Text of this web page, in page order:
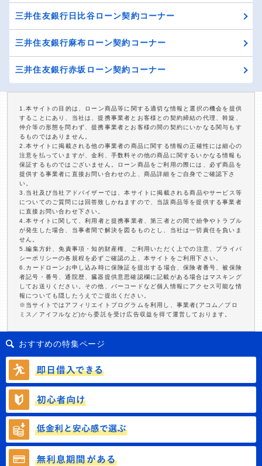
三井住友銀行日比谷ローン契約コーナー
三井住友銀行麻布ローン契約コーナー
三井住友銀行赤坂ローン契約コーナー
1.本サイトの目的は、ローン商品等に関する適切な情報と選択の機会を提供
することにあり、当社は、提携事業者とお客様との契約締結の代理、斡旋、
仲介等の形態を問わず、提携事業者とお客様の間の契約にいかなる関与もす
るものではありません。
2.本サイトに掲載される他の事業者の商品に関する情報の正確性には細心の
注意を払っていますが、金利、手数料その他の商品に関するいかなる情報も
保証するものではございません。ローン商品をご利用の際には、必ず商品を
提供する事業者に直接お問い合わせの上、商品詳細をご自身でご確認下さ
い。
3.当社及び当社アドバイザーでは、本サイトに掲載される商品やサービス等
についてのご質問には回答致しかねますので、当該商品等を提供する事業者
に直接お問い合わせ下さい。
4.本サイトに関して、利用者と提携事業者、第三者との間で紛争やトラブル
が発生した場合、当事者間で解決を図るものとし、当社は一切責任を負いま
せん。
5.編集方針、免責事項・知的財産権、ご利用いただく上での注意、プライバ
シーポリシーの各規程を必ずご確認の上、本サイトをご利用下さい。
6.カードローンお申し込み時に保険証を提出する場合、保険者番号、被保険
者記号・番号、通院歴、臓器提供意思確認欄に記載がある場合はマスキング
してお送りください。その他、バーコードなど個人情報にアクセス可能な情
報についても隠したうえでご提出ください。
※当サイトではアフィリエイトプログラムを利用し、事業者(アコム／プロ
ミス／アイフルなど)から委託を受け広告収益を得て運営しております。
おすすめの特集ページ